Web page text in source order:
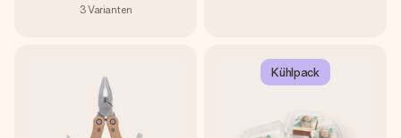
3Varianten
Kühlpack